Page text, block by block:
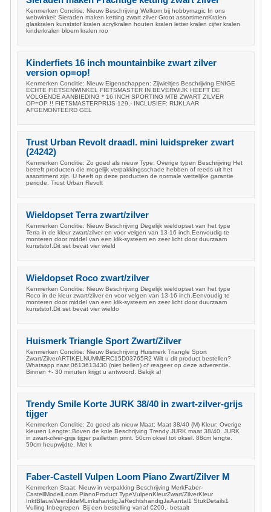
Kenmerken Conditie: Nieuw Beschrijving Welkom bij hobbymagic In ons
webwinkel: Sieraden maken ketting zwart zilver Groot assortimentKralen
glaskralen kunststof kralen acrylkralen houten kralen letter kralen cijfer kralen
kinderkralen bloem kralen roo
Kinderfiets 16 inch mountainbike zwart zilver
version op=op!
Kenmerken Conditie: Nieuw Eigenschappen: Zijwieltjes Beschrijving ENIGE
ECHTE FIETSENWINKEL FIETSMASTER IN BEVERWIJK HEEFT DE
VOLGENDE AANBIEDING * 16 INCH SPORTING MTB ZWART ZILVER
OP=OP !! FIETSMASTERPRIJS 129,- INCLUSIEF: RIJKLAAR
AFGEMONTEERD GEL
Trust Urban Revolt draadl. mini luidspreker zwart
(24242)
Kenmerken Conditie: Zo goed als nieuw Type: Overige typen Beschrijving Het
betreft producten die mogelijk verpakkingsschade hebben of reeds uit het
assortiment zijn. U heeft op deze producten de normale wettelijke garantie
periode. Trust Urban Revolt
Wieldopset Terra zwart/zilver
Kenmerken Conditie: Nieuw Beschrijving Degelijk wieldopset van het type
Terra in de kleur zwart/zilver en voor velgen van 13-16 inch.Eenvoudig te
monteren door middel van een klik-systeem en zeer licht door duurzaam
kunststof.Dit set bevat vier wield
Wieldopset Roco zwart/zilver
Kenmerken Conditie: Nieuw Beschrijving Degelijk wieldopset van het type
Roco in de kleur zwart/zilver en voor velgen van 13-16 inch.Eenvoudig te
monteren door middel van een klik-systeem en zeer licht door duurzaam
kunststof.Dit set bevat vier wieldo
Huismerk Triangle Sport Zwart/Zilver
Kenmerken Conditie: Nieuw Beschrijving Huismerk Triangle Sport
Zwart/ZilverARTIKELNUMMERC15D03765R2 Wilt u dit product bestellen?
Whatsapp naar 0613613430 (niet bellen) of reageer op deze adverentie.
Binnen +- 30 minuten krijgt u antwoord. Bekijk al
Trendy Smile Korte JURK 38/40 in zwart-zilver-grijs
tijger
Kenmerken Conditie: Zo goed als nieuw Maat: Maat 38/40 (M) Kleur: Overige
kleuren Lengte: Boven de knie Beschrijving Trendy JURK maat 38/40. JURK
in zwart-zilver-grijs tijger pailletten print. 50cm oksel tot oksel. 88cm lengte.
59cm heupwijdte. Met k
Faber-Castell Vulpen Loom Piano Zwart/Zilver M
Kenmerken Staat: Nieuw in verpakking Beschrijving MerkFaber-
CastellModelLoom PianoProduct TypeVulpenKleurZwart/ZilverKleur
InktBlauwVeerdikteMLinkshandigJaRechtshandigJaAantal1 StukDetails1
Vulling Inbegrepen Bij een bestelling vanaf €200,- betaalt